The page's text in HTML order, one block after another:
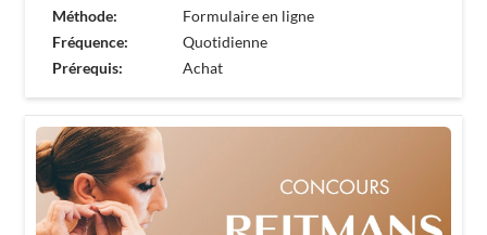
Méthode:
Formulaire en ligne
Fréquence:
Quotidienne
Prérequis:
Achat